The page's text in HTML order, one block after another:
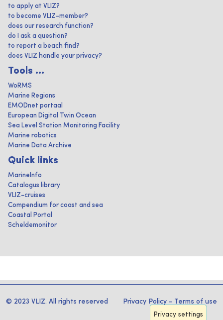
to apply at VLIZ?
to become VLIZ-member?
does our research function?
do I ask a question?
to report a beach find?
does VLIZ handle your privacy?
Tools ...
WoRMS
Marine Regions
EMODnet portaal
European Digital Twin Ocean
Sea Level Station Monitoring Facility
Marine robotics
Marine Data Archive
Quick links
MarineInfo
Catalogus library
VLIZ-cruises
Compendium for coast and sea
Coastal Portal
Scheldemonitor
© 2023 VLIZ. All rights reserved Privacy Policy - Terms of use
Privacy settings